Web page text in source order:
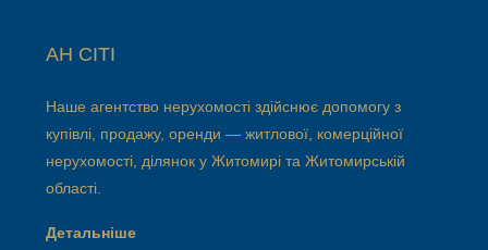
АН СІТІ
Наше агентство нерухомості здійснює допомогу з
купівлі, продажу, оренди — житлової, комерційної
нерухомості, ділянок у Житомирі та Житомирській
області.
Детальніше